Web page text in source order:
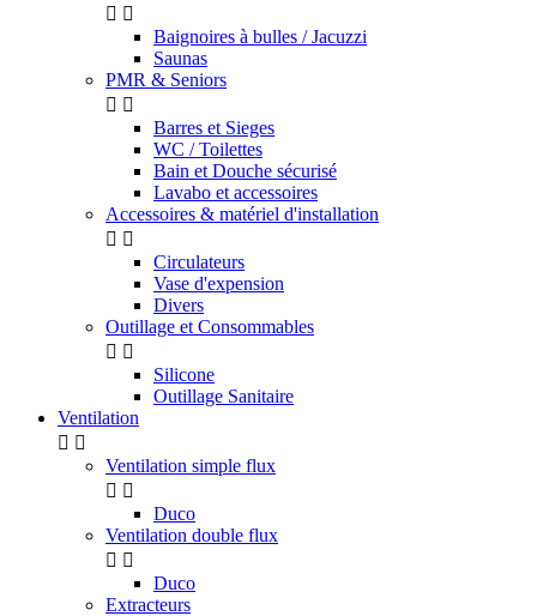
 
Baignoires à bulles / Jacuzzi
Saunas
PMR & Seniors
 
Barres et Sieges
WC / Toilettes
Bain et Douche sécurisé
Lavabo et accessoires
Accessoires & matériel d'installation
 
Circulateurs
Vase d'expension
Divers
Outillage et Consommables
 
Silicone
Outillage Sanitaire
Ventilation
 
Ventilation simple flux
 
Duco
Ventilation double flux
 
Duco
Extracteurs